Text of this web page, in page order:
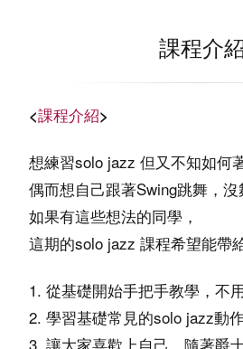
課程介
<課程介紹>
想練習solo jazz 但又不知如何
偶而想自己跟著Swing跳舞，
如果有這些想法的同學，
這期的solo jazz 課程希望能帶
1. 從基礎開始手把手教學，不
2. 學習基礎常見的solo jazz動
3. 讓大家喜歡上自己，隨著爵